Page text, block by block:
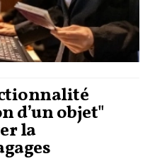
d’un objet"
la